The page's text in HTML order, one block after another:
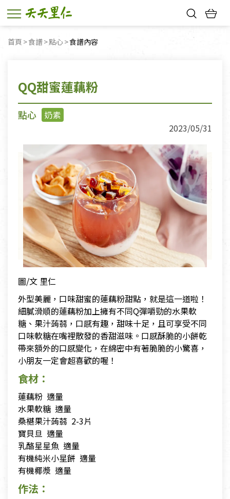
首頁 食譜 點心 目前頁面：
食譜內容
QQ甜蜜蓮藕粉
點心
奶素
2023/05/31
圖/文 里仁
外型美麗，口味甜蜜的蓮藕粉甜點，就是這一道啦！
細膩滑順的蓮藕粉加上擁有不同Q彈嚼勁的水果軟
糖、果汁蒟蒻，口感有趣，甜味十足，且可享受不同
口味軟糖在嘴裡散發的香甜滋味。口感酥脆的小餅乾
帶來額外的口感變化，在綿密中有著脆脆的小驚喜，
小朋友一定會超喜歡的喔！
食材：
蓮藕粉 適量
水果軟糖 適量
桑椹果汁蒟蒻 2-3片
寶貝旦 適量
乳酪星星魚 適量
有機純米小星餅 適量
有機椰漿 適量
作法：